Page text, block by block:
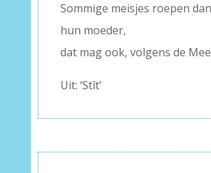
Sommige meisjes roepen
hun moeder,
dat mag ook, volgens de
Uit: ‘Stît’